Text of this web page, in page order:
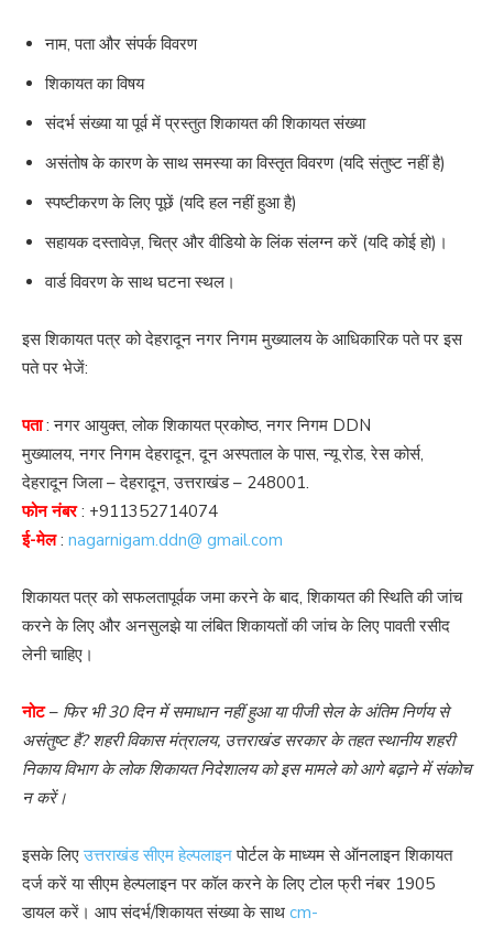
नाम, पता और संपर्क विवरण
शिकायत का विषय
संदर्भ संख्या या पूर्व में प्रस्तुत शिकायत की शिकायत संख्या
असंतोष के कारण के साथ समस्या का विस्तृत विवरण (यदि संतुष्ट नहीं है)
स्पष्टीकरण के लिए पूछें (यदि हल नहीं हुआ है)
सहायक दस्तावेज़, चित्र और वीडियो के लिंक संलग्न करें (यदि कोई हो)।
वार्ड विवरण के साथ घटना स्थल।
इस शिकायत पत्र को देहरादून नगर निगम मुख्यालय के आधिकारिक पते पर इस
पते पर भेजें:
पता : नगर आयुक्त, लोक शिकायत प्रकोष्ठ, नगर निगम DDN
मुख्यालय, नगर निगम देहरादून, दून अस्पताल के पास, न्यू रोड, रेस कोर्स,
देहरादून जिला – देहरादून, उत्तराखंड – 248001.
फोन नंबर: +911352714074
ई-मेल: nagarnigam.ddn@ gmail.com
शिकायत पत्र को सफलतापूर्वक जमा करने के बाद, शिकायत की स्थिति की जांच
करने के लिए और अनसुलझे या लंबित शिकायतों की जांच के लिए पावती रसीद
लेनी चाहिए।
नोट – फिर भी 30 दिन में समाधान नहीं हुआ या पीजी सेल के अंतिम निर्णय से
असंतुष्ट हैं? शहरी विकास मंत्रालय, उत्तराखंड सरकार के तहत स्थानीय शहरी
निकाय विभाग के लोक शिकायत निदेशालय को इस मामले को आगे बढ़ाने में संकोच
न करें।
इसके लिएउत्तराखंड सीएम हेल्पलाइनपोर्टल के माध्यम से ऑनलाइन शिकायत
दर्ज करें या सीएम हेल्पलाइन पर कॉल करने के लिए टोल फ्री नंबर 1905
डायल करें। आप संदर्भ/शिकायत संख्या के साथ cm-